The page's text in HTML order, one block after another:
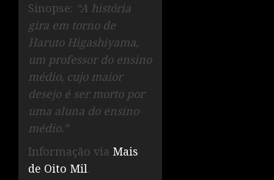
Sinopse: “A história
gira em torno de
Haruto Higashiyama,
um professor do ensino
médio, cujo maior
desejo é ser morto por
uma aluna do ensino
médio.”
Informação via Mais
de Oito Mil.